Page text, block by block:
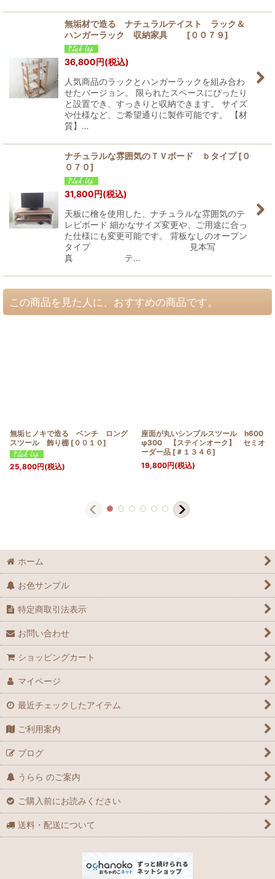
無垢材で造る ナチュラルテイスト ラック＆
ハンガーラック 収納家具
[００７９]
36,800円(税込)
人気商品のラックとハンガーラックを組み合わ
せたバージョン。 限られたスペースにぴったり
と設置でき、すっきりと収納できます。 サイズ
や仕様など、ご希望通りに製作可能です。 【材
質】…
ナチュラルな雰囲気のＴＶボード ｂタイプ [０
０７０]
31,800円(税込)
天板に檜を使用した、ナチュラルな雰囲気のテ
レビボード 細かなサイズ変更や、ご用途に合っ
た仕様にも変更可能です。 背板なしのオープン
タイプ 見本写
真 テ…
この商品を見た人に、おすすめの商品です。
無垢ヒノキで造る ベンチ ロング
スツール 飾り棚 [ ００１０]
25,800円(税込)
座面が丸いシンプルスツール h600
φ300 【ステインオーク】 セミオ
ーダー品 [ ＃１３４６]
19,800円(税込)
ホーム
お色サンプル
特定商取引法表示
お問い合わせ
ショッピングカート
マイページ
最近チェックしたアイテム
ご利用案内
ブログ
うらら のご案内
ご購入前にお読みください
送料・配送について